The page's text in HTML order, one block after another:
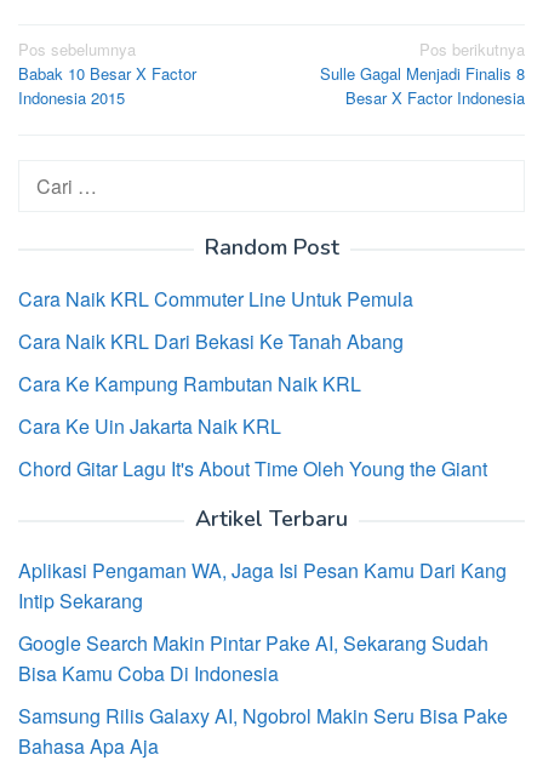
Navigasi
pos
Pos sebelumnya
Babak 10 Besar X Factor
Indonesia 2015
Pos berikutnya
Sulle Gagal Menjadi Finalis 8
Besar X Factor Indonesia
Cari
Random Post
Cara Naik KRL Commuter Line Untuk Pemula
Cara Naik KRL Dari Bekasi Ke Tanah Abang
Cara Ke Kampung Rambutan Naik KRL
Cara Ke Uin Jakarta Naik KRL
Chord Gitar Lagu It's About Time Oleh Young the Giant
Artikel Terbaru
Aplikasi Pengaman WA, Jaga Isi Pesan Kamu Dari Kang
Intip Sekarang
Google Search Makin Pintar Pake AI, Sekarang Sudah
Bisa Kamu Coba Di Indonesia
Samsung Rilis Galaxy AI, Ngobrol Makin Seru Bisa Pake
Bahasa Apa Aja